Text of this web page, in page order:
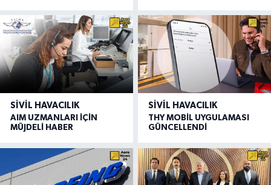
SIVIL HAVACILIK
AIM UZMANLARI İÇİN
MÜJDELİ HABER
SIVIL HAVACILIK
THY MOBİL UYGULAMASI
GÜNCELLENDİ